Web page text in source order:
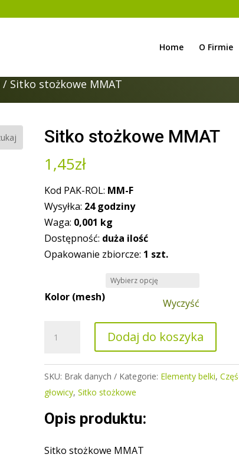
Home O Firmie
/ Sitko stożkowe MMAT
Sitko stożkowe MMAT
1,45zł
Kod PAK-ROL: MM-F
Wysyłka: 24 godziny
Waga: 0,001 kg
Dostępność: duża ilość
Opakowanie zbiorcze: 1 szt.
Kolor (mesh)
Wyczyść
Sitko
MMAT
Dodaj do koszyka
SKU: Brak danych Kategorie: Elementy belki,
głowicy,Sitko stożkowe
Opis produktu:
Sitko stożkowe MMAT